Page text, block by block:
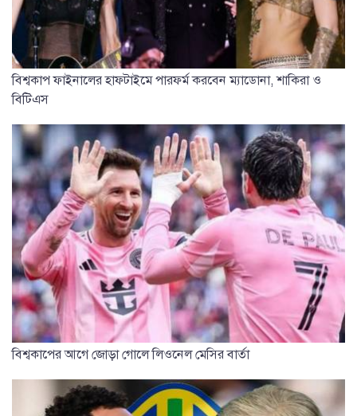
বিশ্বকাপ ফাইনালের হাফটাইমে পারফর্ম করবেন ম্যাডোনা, শাকিরা ও
বিটিএস
বিশ্বকাপের আগে জোড়া গোলে লিওনেল মেসির বার্তা